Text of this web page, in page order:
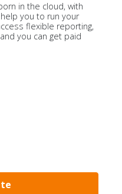
in the cloud, with
you to run your
flexible reporting,
you can get paid